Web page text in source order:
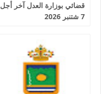
قضائي بوزارة العدل آخر أجل
7 شتنبر 2026